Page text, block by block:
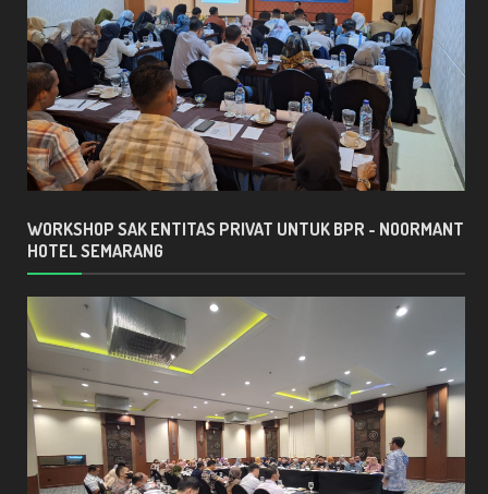
WORKSHOP SAK ENTITAS PRIVAT UNTUK BPR - NOORMANT
HOTEL SEMARANG